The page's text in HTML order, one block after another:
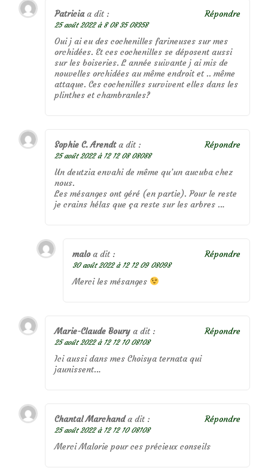
Patricia a dit :
25 août 2022 à 8 08 35 08358
Oui j ai eu des cochenilles farineuses sur mes
orchidées. Et ces cochenilles se déposent aussi
sur les boiseries. L année suivante j ai mis de
nouvelles orchidées au même endroit et .. même
attaque. Ces cochenilles survivent elles dans les
plinthes et chambranles?
Répondre
Sophie C. Arendt a dit :
25 août 2022 à 12 12 08 08088
Un deutzia envahi de même qu’un aucuba chez
nous.
Les mésanges ont géré (en partie). Pour le reste
je crains hélas que ça reste sur les arbres …
Répondre
malo a dit :
30 août 2022 à 12 12 09 08098
Merci les mésanges
Répondre
Marie-Claude Boury a dit :
25 août 2022 à 12 12 10 08108
Ici aussi dans mes Choisya ternata qui
jaunissent…
Répondre
Chantal Marchand a dit :
25 août 2022 à 12 12 10 08108
Merci Malorie pour ces précieux conseils
Répondre